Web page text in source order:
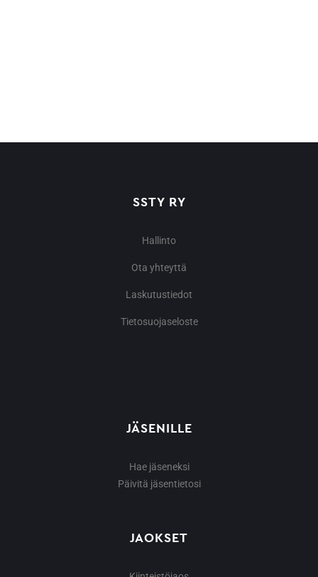
SSTY RY
Hallinto
Ota yhteyttä
Laskutustiedot
Tietosuojaseloste
JÄSENILLE
Hae jäseneksi
Päivitä jäsentietosi
JAOKSET